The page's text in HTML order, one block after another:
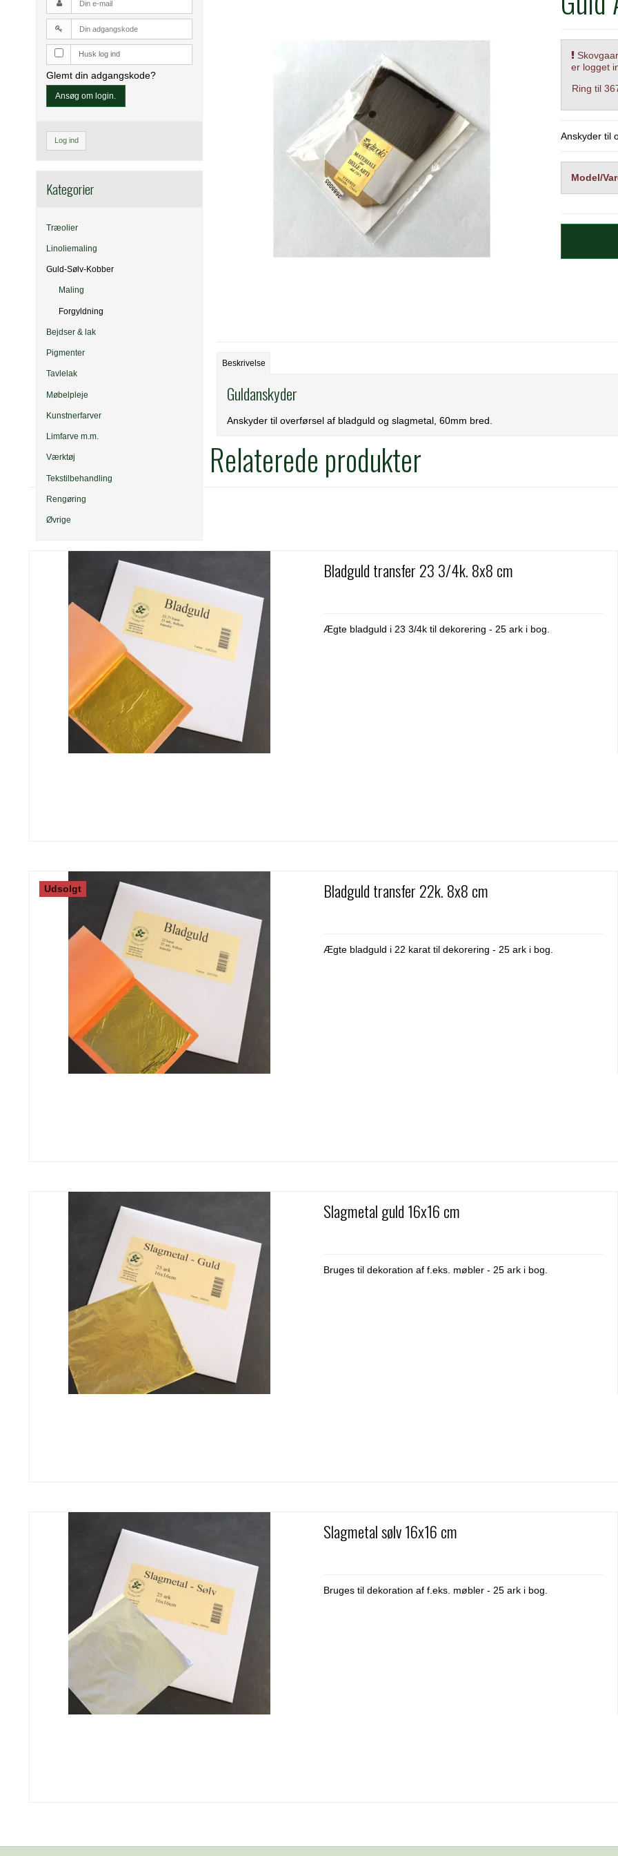
Husk log ind
Glemt din adgangskode?
Ansøg om login.
Log ind
Kategorier
Træolier
Linoliemaling
Guld-Sølv-Kobber
Maling
Forgyldning
Bejdser & lak
Pigmenter
Tavlelak
Møbelpleje
Kunstnerfarver
Limfarve m.m.
Værktøj
Tekstilbehandling
Rengøring
Øvrige
er logget
Ring til
Anskyder til
Model/
Beskrivelse
Guldanskyder
Anskyder til overførsel af bladguld og slagmetal, 60mm bred.
Relaterede produkter
Bladguld transfer 23 3/4k. 8x8 cm
Ægte bladguld i 23 3/4k til dekorering - 25 ark i bog.
Udsolgt Bladguld transfer 22k. 8x8 cm
Ægte bladguld i 22 karat til dekorering - 25 ark i bog.
Slagmetal guld 16x16 cm
Bruges til dekoration af f.eks. møbler - 25 ark i bog.
Slagmetal sølv 16x16 cm
Bruges til dekoration af f.eks. møbler - 25 ark i bog.